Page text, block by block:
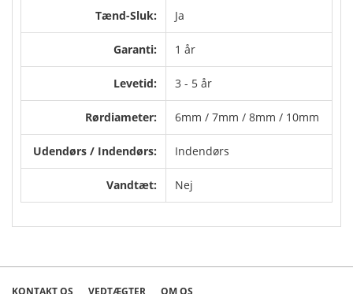
Tænd-Sluk: Ja
Garanti: 1 år
Levetid: 3 - 5 år
Rørdiameter: 6mm / 7mm / 8mm / 10mm
Udendørs / Indendørs: Indendørs
Vandtæt: Nej
KONTAKT OS VEDTÆGTER OM OS